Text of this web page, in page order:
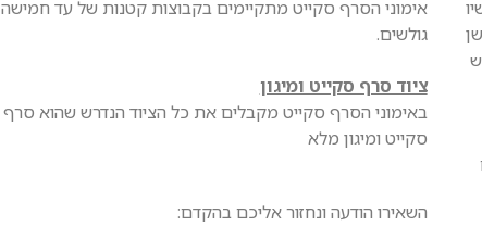
אימוני הסרף סקייט מתקיימים בקבוצות קטנות של עד חמישה
גולשים.
ציוד סרף סקייט ומיגון
באימוני הסרף סקייט מקבלים את כל הציוד הנדרש שהוא סרף
סקייט ומיגון מלא
השאירו הודעה ונחזור אליכם בהקדם: